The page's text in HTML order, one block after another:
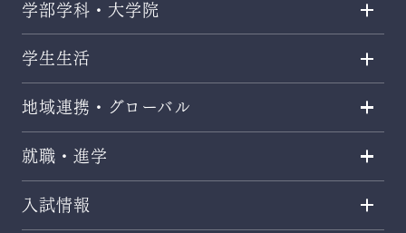
学部学科・大学院
学生生活
地域連携・グローバル
就職・進学
入試情報